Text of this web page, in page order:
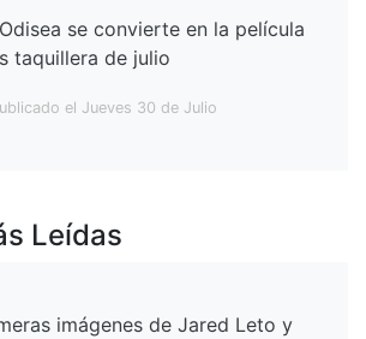
se convierte en la película
taquillera de julio
el Jueves 30 de Julio
Leídas
imágenes de Jared Leto y